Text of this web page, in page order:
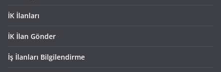
İK İlanları
İK İlan Gönder
İş İlanları Bilgilendirme